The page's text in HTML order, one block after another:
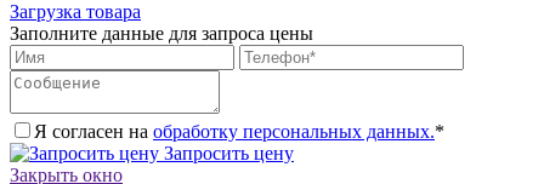
Загрузка товара
Заполните данные для запроса цены
Я согласен на обработку персональных данных.*
Запросить цену
Закрыть окно